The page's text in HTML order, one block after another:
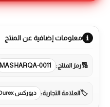
معلومات إضافية عن المنتج
رمز المنتج: MASHARQA-0011
العلامة التجارية: ديوركس Durex